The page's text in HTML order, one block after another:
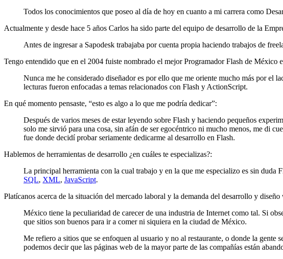
Todos los conocimientos que poseo al día de hoy en cuanto a mi carrera como
Actualmente y desde hace 5 años Carlos ha sido parte del equipo de desarrollo de la
Antes de ingresar a Sapodesk trabajaba por cuenta propia haciendo trabajos de
Tengo entendido que en el 2004 fuiste nombrado el mejor Programador Flash de México
Nunca me he considerado diseñador es por ello que me oriente mucho más por
lecturas fueron enfocadas a temas relacionados con Flash y ActionScript.
En qué momento pensaste, “esto es algo a lo que me podría dedicar”:
Después de varios meses de estar leyendo sobre Flash y haciendo pequeños
solo me sirvió para una cosa, sin afán de ser egocéntrico ni mucho menos, me di
fue donde decidí probar seriamente dedicarme al desarrollo en Flash.
Hablemos de herramientas de desarrollo ¿en cuáles te especializas?:
La principal herramienta con la cual trabajo y en la que me especializo es sin
SQL, XML, JavaScript.
Platícanos acerca de la situación del mercado laboral y la demanda del desarrollo y diseño
México tiene la peculiaridad de carecer de una industria de Internet como tal. Si
que sitios son buenos para ir a comer ni siquiera en la ciudad de México.
Me refiero a sitios que se enfoquen al usuario y no al restaurante, o donde la
podemos decir que las páginas web de la mayor parte de las compañías están